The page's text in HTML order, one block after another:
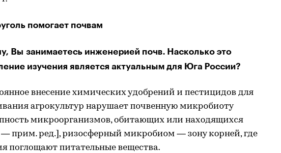
помогает почвам
Вы занимаетесь инженерией почв. Насколько это
изучения является актуальным для Юга России?
внесение химических удобрений и пестицидов для
агрокультур нарушает почвенную микробиоту
микроорганизмов, обитающих или находящихся
— прим. ред.], ризосферный микробиом — зону корней, где
поглощают питательные вещества.